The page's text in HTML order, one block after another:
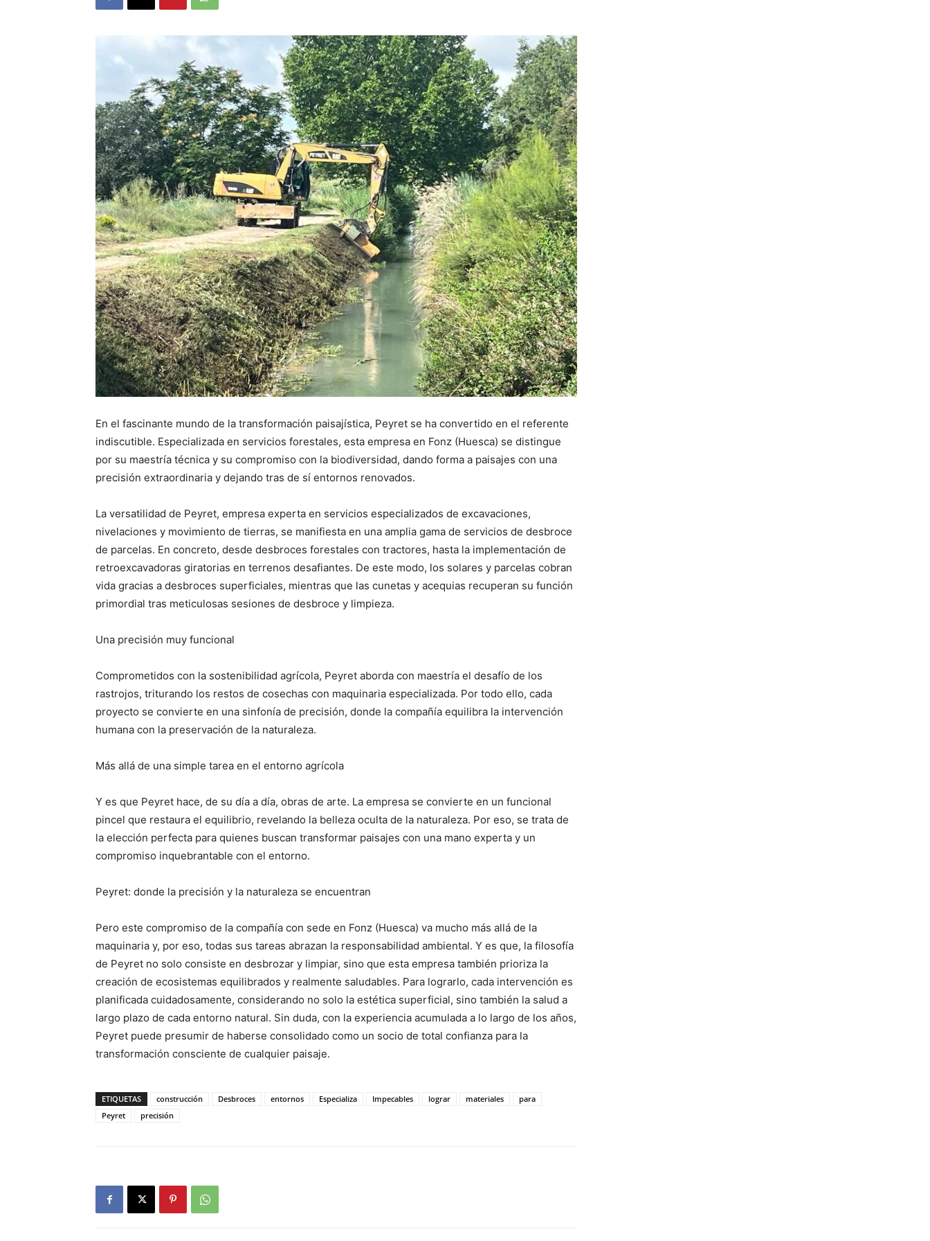
En el fascinante mundo de la transformación paisajística, Peyret se ha convertido en el referente
indiscutible. Especializada en servicios forestales, esta empresa en Fonz (Huesca) se distingue
por su maestría técnica y su compromiso con la biodiversidad, dando forma a paisajes con una
precisión extraordinaria y dejando tras de sí entornos renovados.
La versatilidad de Peyret, empresa experta en servicios especializados de excavaciones,
nivelaciones y movimiento de tierras, se manifiesta en una amplia gama de servicios de desbroce
de parcelas. En concreto, desde desbroces forestales con tractores, hasta la implementación de
retroexcavadoras giratorias en terrenos desafiantes. De este modo, los solares y parcelas cobran
vida gracias a desbroces superficiales, mientras que las cunetas y acequias recuperan su función
primordial tras meticulosas sesiones de desbroce y limpieza.
Una precisión muy funcional
Comprometidos con la sostenibilidad agrícola, Peyret aborda con maestría el desafío de los
rastrojos, triturando los restos de cosechas con maquinaria especializada. Por todo ello, cada
proyecto se convierte en una sinfonía de precisión, donde la compañía equilibra la intervención
humana con la preservación de la naturaleza.
Más allá de una simple tarea en el entorno agrícola
Y es que Peyret hace, de su día a día, obras de arte. La empresa se convierte en un funcional
pincel que restaura el equilibrio, revelando la belleza oculta de la naturaleza. Por eso, se trata de
la elección perfecta para quienes buscan transformar paisajes con una mano experta y un
compromiso inquebrantable con el entorno.
Peyret: donde la precisión y la naturaleza se encuentran
Pero este compromiso de la compañía con sede en Fonz (Huesca) va mucho más allá de la
maquinaria y, por eso, todas sus tareas abrazan la responsabilidad ambiental. Y es que, la filosofía
de Peyret no solo consiste en desbrozar y limpiar, sino que esta empresa también prioriza la
creación de ecosistemas equilibrados y realmente saludables. Para lograrlo, cada intervención es
planificada cuidadosamente, considerando no solo la estética superficial, sino también la salud a
largo plazo de cada entorno natural. Sin duda, con la experiencia acumulada a lo largo de los años,
Peyret puede presumir de haberse consolidado como un socio de total confianza para la
transformación consciente de cualquier paisaje.
ETIQUETAS construcción Desbroces entornos Especializa Impecables lograr materiales
para
Peyret
precisión